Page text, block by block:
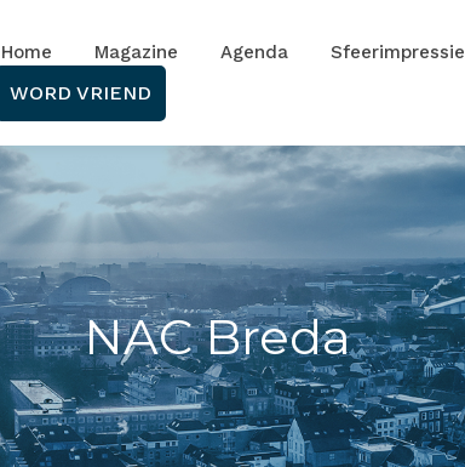
Home Magazine Agenda Sfeerimpressie
WORD VRIEND
NAC Breda